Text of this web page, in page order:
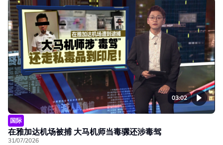
03:02
国际
在雅加达机场被捕 大马机师当毒骡还涉毒驾
31/07/2026